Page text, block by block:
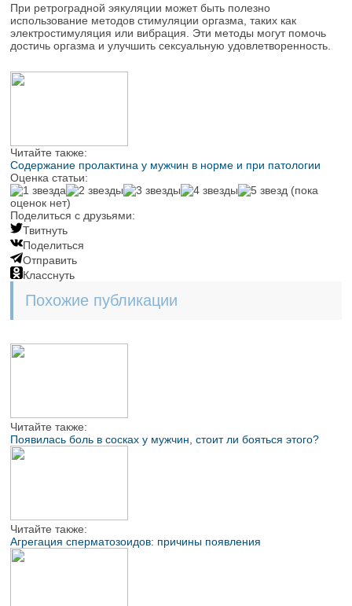
При ретроградной эякуляции может быть полезно
использование методов стимуляции оргазма, таких как
электростимуляция или вибрация. Эти методы могут помочь
достичь оргазма и улучшить сексуальную удовлетворенность.
Читайте также:
Содержание пролактина у мужчин в норме и при патологии
Оценка статьи:
(пока
оценок нет)
Поделиться с друзьями:
Твитнуть
Поделиться
Отправить
Класснуть
Похожие публикации
Читайте также:
Появилась боль в сосках у мужчин, стоит ли бояться этого?
Читайте также:
Агрегация сперматозоидов: причины появления